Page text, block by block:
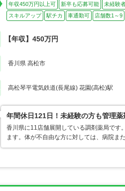
年収450万円以上可 新卒も応募可能 未経験
スキルアップ
駅チカ 車通勤可 店舗数1～9
【年収】450万円
香川県 高松市
高松琴平電気鉄道(長尾線) 花園(高松)駅
年間休日121日！未経験の方も管理
香川県に11店舗展開している調剤薬局です
ます。体が不自由な方に対しては、病院